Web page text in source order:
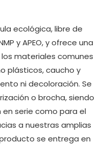
ecológica, libre de
y APEO, y ofrece una
materiales comunes
plásticos, caucho y
ni decoloración. Se
o brocha, siendo
serie como para el
a nuestras amplias
se entrega en